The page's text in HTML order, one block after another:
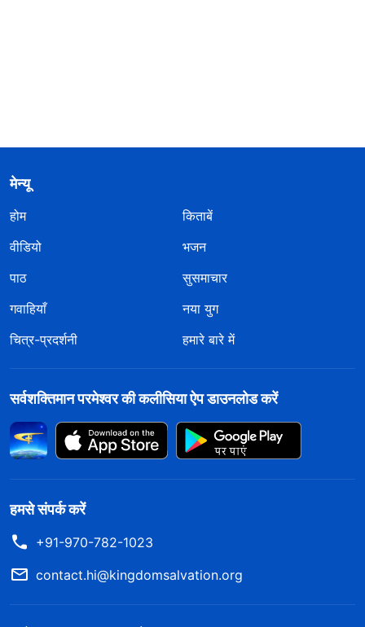
मेन्यू
होम
किताबें
वीडियो
भजन
पाठ
सुसमाचार
गवाहियाँ
नया युग
चित्र-प्रदर्शनी
हमारे बारे में
सर्वशक्तिमान परमेश्वर की कलीसिया ऐप डाउनलोड करें
हमसे संपर्क करें
+91-970-782-1023
contact.hi@kingdomsalvation.org